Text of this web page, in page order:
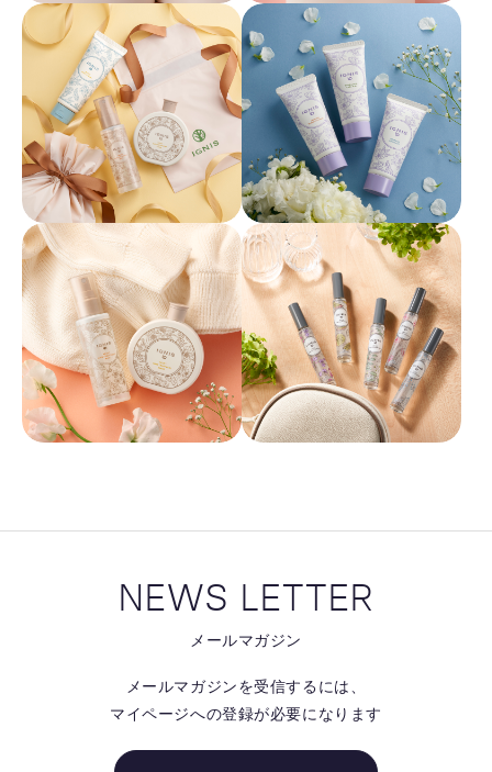
NEWS LETTER
メールマガジン
メールマガジンを受信するには、
マイページへの登録が必要になります